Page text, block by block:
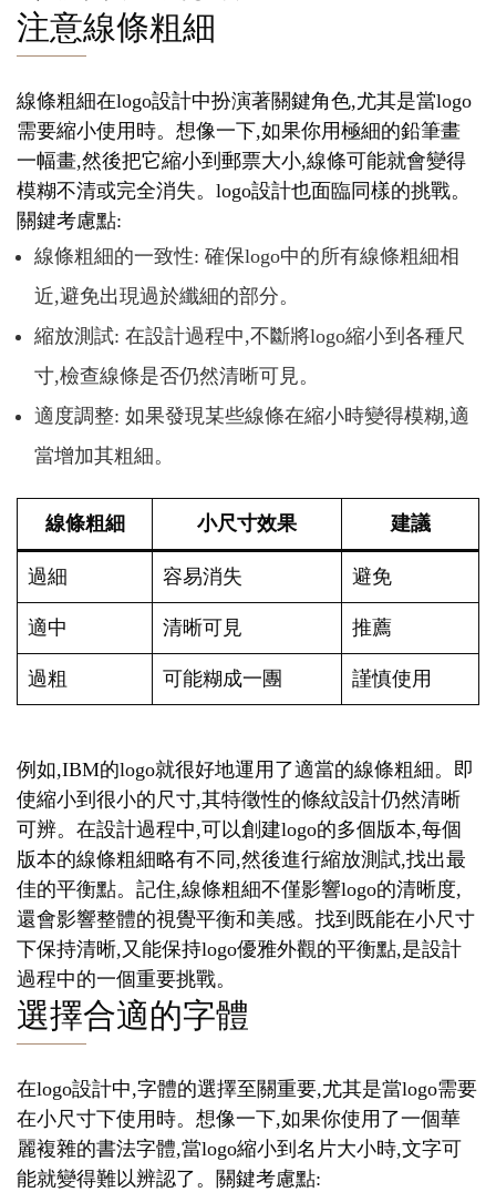
注意線條粗細
線條粗細在logo設計中扮演著關鍵角色,尤其是當logo
需要縮小使用時。想像一下,如果你用極細的鉛筆畫
一幅畫,然後把它縮小到郵票大小,線條可能就會變得
模糊不清或完全消失。logo設計也面臨同樣的挑戰。
關鍵考慮點:
線條粗細的一致性: 確保logo中的所有線條粗細相
近,避免出現過於纖細的部分。
縮放測試: 在設計過程中,不斷將logo縮小到各種尺
寸,檢查線條是否仍然清晰可見。
適度調整: 如果發現某些線條在縮小時變得模糊,適
當增加其粗細。
線條粗細 小尺寸效果 建議
過細 容易消失 避免
適中 清晰可見 推薦
過粗 可能糊成一團 謹慎使用
例如,IBM的logo就很好地運用了適當的線條粗細。即
使縮小到很小的尺寸,其特徵性的條紋設計仍然清晰
可辨。在設計過程中,可以創建logo的多個版本,每個
版本的線條粗細略有不同,然後進行縮放測試,找出最
佳的平衡點。記住,線條粗細不僅影響logo的清晰度,
還會影響整體的視覺平衡和美感。找到既能在小尺寸
下保持清晰,又能保持logo優雅外觀的平衡點,是設計
過程中的一個重要挑戰。
選擇合適的字體
在logo設計中,字體的選擇至關重要,尤其是當logo需要
在小尺寸下使用時。想像一下,如果你使用了一個華
麗複雜的書法字體,當logo縮小到名片大小時,文字可
能就變得難以辨認了。關鍵考慮點: